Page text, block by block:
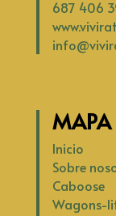
687 406
MAPA
Inicio
Sobre
Caboose
Wagons-